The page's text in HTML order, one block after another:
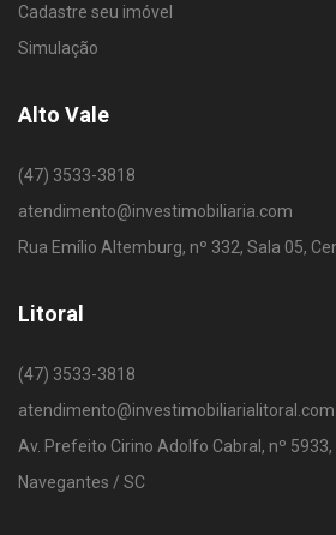
Cadastre seu imóvel
Simulação
Alto Vale
(47) 3533-3818
atendimento@investimobiliaria.com
Rua Emílio Altemburg, nº 332, Sala 05,
Litoral
(47) 3533-3818
atendimento@investimobiliarialitoral.com
Av. Prefeito Cirino Adolfo Cabral, nº 5933,
Navegantes / SC